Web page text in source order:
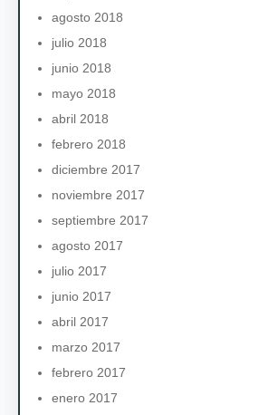
agosto 2018
julio 2018
junio 2018
mayo 2018
abril 2018
febrero 2018
diciembre 2017
noviembre 2017
septiembre 2017
agosto 2017
julio 2017
junio 2017
abril 2017
marzo 2017
febrero 2017
enero 2017